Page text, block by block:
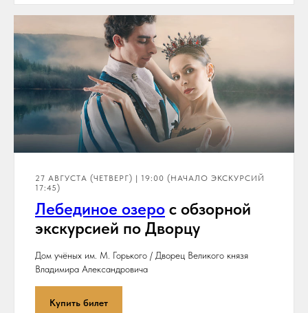
27 АВГУСТА (ЧЕТВЕРГ) | 19:00 (НАЧАЛО ЭКСКУРСИЙ
17:45)
Лебединое озеро с обзорной
экскурсией по Дворцу
Дом учёных им. М. Горького / Дворец Великого князя
Владимира Александровича
Купить билет